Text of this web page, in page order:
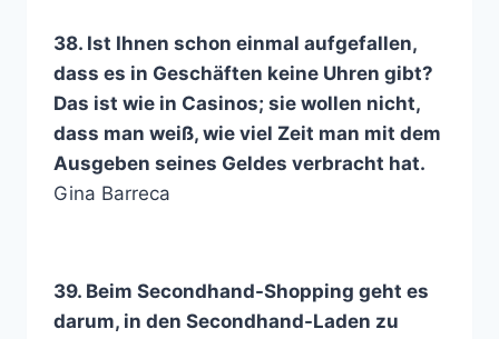
38. Ist Ihnen schon einmal aufgefallen,
dass es in Geschäften keine Uhren gibt?
Das ist wie in Casinos; sie wollen nicht,
dass man weiß, wie viel Zeit man mit dem
Ausgeben seines Geldes verbracht hat.
Gina Barreca
39. Beim Secondhand-Shopping geht es
darum, in den Secondhand-Laden zu